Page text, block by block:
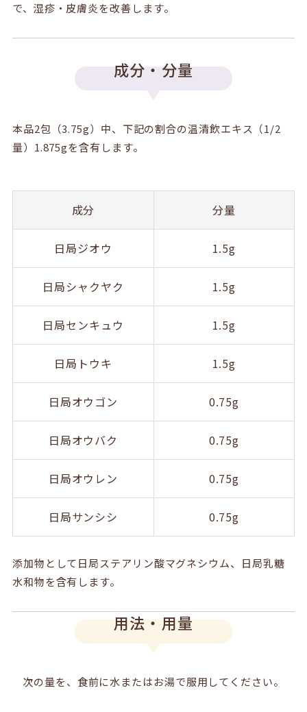
で、湿疹・皮膚炎を改善します。
成分・分量
本品2包（3.75g）中、下記の割合の温清飲エキス（1/2
量）1.875gを含有します。
成分 分量
日局ジオウ 1.5g
日局シャクヤク 1.5g
日局センキュウ 1.5g
日局トウキ 1.5g
日局オウゴン 0.75g
日局オウバク 0.75g
日局オウレン 0.75g
日局サンシシ 0.75g
添加物として日局ステアリン酸マグネシウム、日局乳糖
水和物を含有します。
用法・用量
次の量を、食前に水またはお湯で服用してください。